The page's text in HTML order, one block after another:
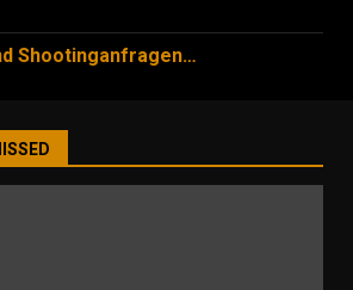
Shootinganfragen…